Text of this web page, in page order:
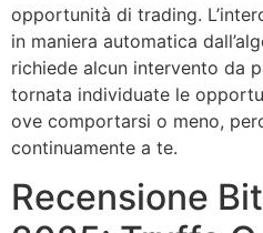
opportunità di trading.
in maniera automatica
richiede alcun intervento da
tornata individuate le
ove comportarsi o meno,
continuamente a te.
Recensione